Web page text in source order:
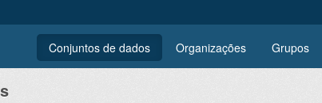
Conjuntos de dados Organizações Grupos